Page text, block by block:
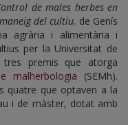
de males herbes en
del cultiu, de Genís
agrària i alimentària i
per la Universitat de
premis que atorga
malherbologia (SEMh).
quatre que optaven a la
i de màster, dotat amb